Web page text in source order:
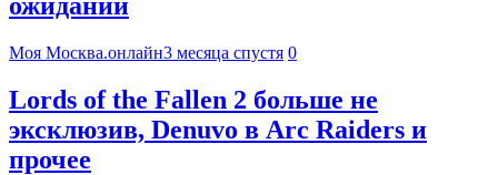
Моя Москва.онлайн3 месяца спустя 0
Lords of the Fallen 2 больше не
эксклюзив, Denuvo в Arc Raiders и
прочее